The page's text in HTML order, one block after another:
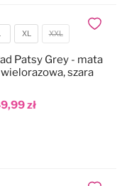
XL XXL
zł
Patsy Grey - mata
szara
Dodaj